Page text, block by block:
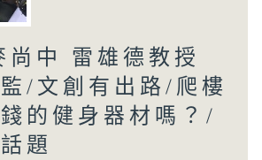
尚中 雷雄德教授
/文創有出路/爬樓
的健身器材嗎？/
題